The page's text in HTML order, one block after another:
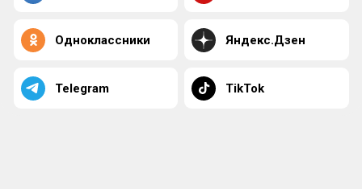
Одноклассники Яндекс.Дзен
Telegram TikTok